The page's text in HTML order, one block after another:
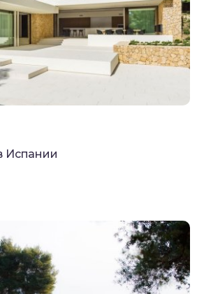
Испании